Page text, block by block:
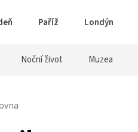
Paříž Londýn
Noční život Muzea